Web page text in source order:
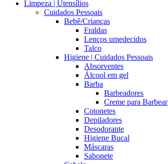
Limpeza | Utensílios
Cuidados Pessoais
Bebê/Crianças
Fraldas
Lenços umedecidos
Talco
Higiene | Cuidados Pessoais
Absorventes
Álcool em gel
Barba
Barbeadores
Creme para Barbear
Cotonetes
Depiladores
Desodorante
Higiene Bucal
Máscaras
Sabonete